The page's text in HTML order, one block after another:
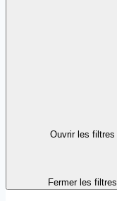
Ouvrir les filtres
Fermer les filtres